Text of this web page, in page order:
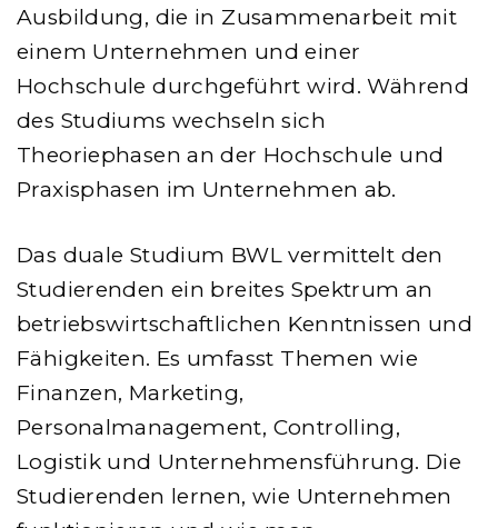
Ausbildung, die in Zusammenarbeit mit
einem Unternehmen und einer
Hochschule durchgeführt wird. Während
des Studiums wechseln sich
Theoriephasen an der Hochschule und
Praxisphasen im Unternehmen ab.
Das duale Studium BWL vermittelt den
Studierenden ein breites Spektrum an
betriebswirtschaftlichen Kenntnissen und
Fähigkeiten. Es umfasst Themen wie
Finanzen, Marketing,
Personalmanagement, Controlling,
Logistik und Unternehmensführung. Die
Studierenden lernen, wie Unternehmen